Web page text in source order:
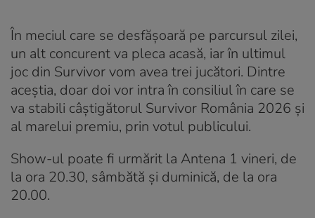
În meciul care se desfășoară pe parcursul zilei,
un alt concurent va pleca acasă, iar în ultimul
joc din Survivor vom avea trei jucători. Dintre
aceştia, doar doi vor intra în consiliul în care se
va stabili câştigătorul Survivor România 2026 şi
al marelui premiu, prin votul publicului.
Show-ul poate fi urmărit la Antena 1 vineri, de
la ora 20.30, sâmbătă şi duminică, de la ora
20.00.